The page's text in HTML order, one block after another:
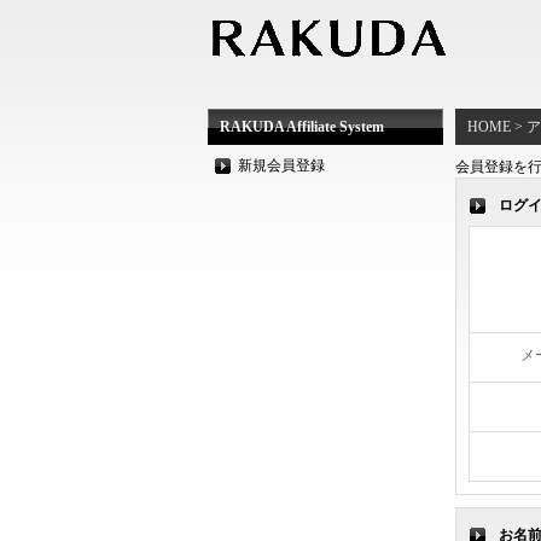
RAKUDA Affiliate System
新規会員登録
HOME >
会員登録を
ログ
メ
お名